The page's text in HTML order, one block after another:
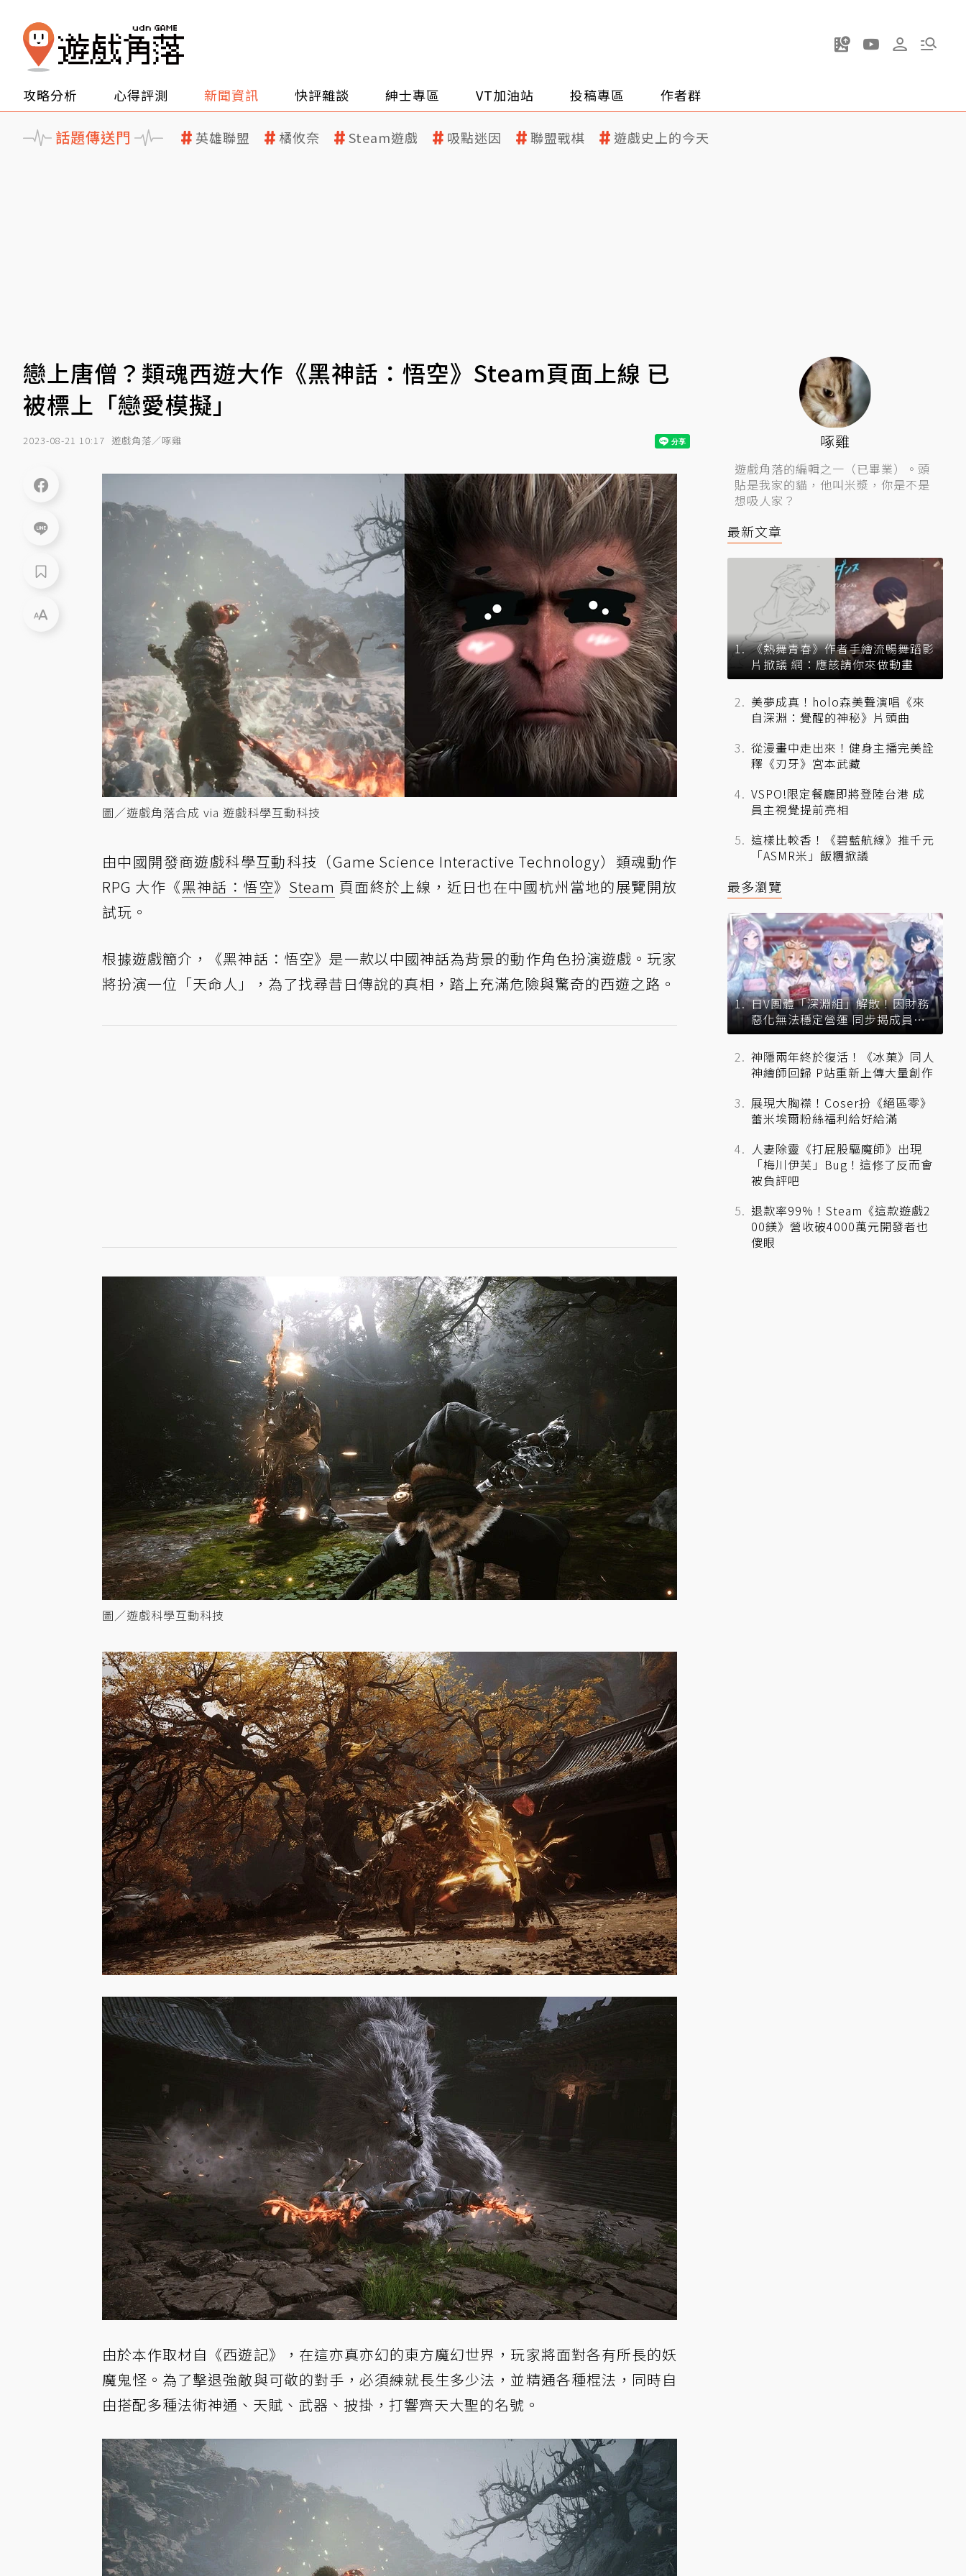
攻略分析 心得評測 新聞資訊 快評雜談 紳士專區 VT加油站 投稿專區 作者群
話題傳送門 英雄聯盟 橘攸奈 Steam遊戲 吸點迷因 聯盟戰棋 遊戲史上的今天
戀上唐僧？類魂西遊大作《黑神話：悟空》Steam頁面上線 已
被標上「戀愛模擬」
2023-08-21 10:17 遊戲角落／啄雞
圖／遊戲角落合成 via 遊戲科學互動科技
由中國開發商遊戲科學互動科技（Game Science Interactive Technology）類魂動作
RPG 大作《黑神話：悟空》 Steam 頁面終於上線，近日也在中國杭州當地的展覽開放
試玩。
根據遊戲簡介，《黑神話：悟空》是一款以中國神話為背景的動作角色扮演遊戲。玩家
將扮演一位「天命人」，為了找尋昔日傳說的真相，踏上充滿危險與驚奇的西遊之路。
圖／遊戲科學互動科技
由於本作取材自《西遊記》，在這亦真亦幻的東方魔幻世界，玩家將面對各有所長的妖
魔鬼怪。為了擊退強敵與可敬的對手，必須練就長生多少法，並精通各種棍法，同時自
由搭配多種法術神通、天賦、武器、披掛，打響齊天大聖的名號。
啄雞
遊戲角落的編輯之一（已畢業）。頭
貼是我家的貓，他叫米漿，你是不是
想吸人家？
最新文章
《熱舞青春》作者手繪流暢舞蹈影
片掀議 網：應該請你來做動畫
美夢成真！holo森美聲演唱《來
自深淵：覺醒的神秘》片頭曲
從漫畫中走出來！健身主播完美詮
釋《刃牙》宮本武藏
VSPO!限定餐廳即將登陸台港 成
員主視覺提前亮相
這樣比較香！《碧藍航線》推千元
「ASMR米」飯糰掀議
最多瀏覽
日V團體「深淵組」解散！因財務
惡化無法穩定營運 同步揭成員未
來去向
神隱兩年終於復活！《冰菓》同人
神繪師回歸 P站重新上傳大量創作
展現大胸襟！Coser扮《絕區零》
蕾米埃爾粉絲福利給好給滿
人妻除靈《打屁股驅魔師》出現
「梅川伊芙」Bug！這修了反而會
被負評吧
退款率99%！Steam《這款遊戲2
00鎂》營收破4000萬元開發者也
傻眼